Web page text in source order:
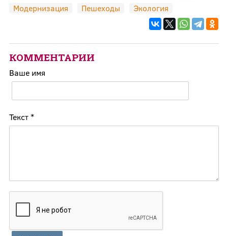
Модернизация
Пешеходы Экология
КОММЕНТАРИИ
Ваше имя
Текст *